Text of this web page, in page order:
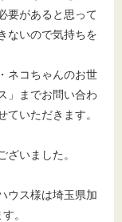
要があると思って
ないので気持ちを
ネコちゃんのお世
」までお問い合わ
いただきます。
いました。
ウス様は埼玉県加
。